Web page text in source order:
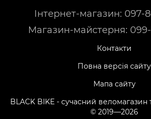
Інтернет-магазин: 097-
Магазин-майстерня:
Контакти
Повна версія сайту
Мапа сайту
BLACK BIKE - сучасний
© 2019—2026